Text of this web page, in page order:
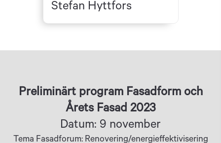
Stefan Hyttfors
Preliminärt program Fasadform och
Årets Fasad 2023
Datum: 9 november
Tema Fasadforum: Renovering/energieffektivisering